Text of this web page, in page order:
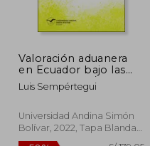
Valoración aduanera
en Ecuador bajo las
normas GATT/OMC
Luis Sempértegui
Universidad Andina Simón
Bolívar, 2022, Tapa Blanda,
Nuevo